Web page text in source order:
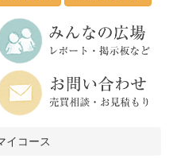
イコース